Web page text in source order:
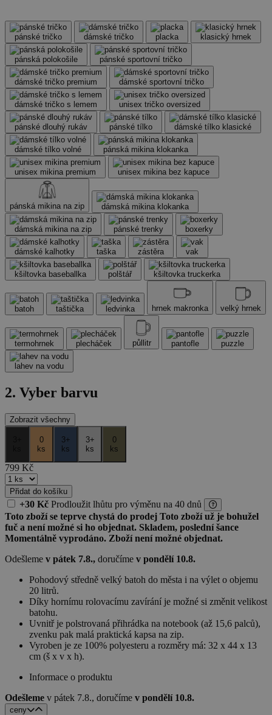
pánské tričko dámské tričko placka klasický hrnek
pánská polokošile pánské sportovní tričko
dámské tričko premium dámské sportovní tričko
dámské tričko s lemem unisex tričko oversized
pánské dlouhý rukáv pánské tílko dámské tílko klasické
dámské tílko volné pánská mikina klokanka
unisex mikina premium unisex mikina bez kapuce
pánská mikina na zip dámská mikina klokanka
dámská mikina na zip pánské trenky boxerky
dámské kalhotky taška zástěra vak
kšiltovka baseballka polštář kšiltovka truckerka
batoh taštička ledvinka hrnek makronka velký hrnek
termohrnek plecháček půllitr pantofle puzzle
lahev na vodu
2. Vyber barvu
Zobrazit všechny
0
ks
3+
ks
3+
ks
0
ks
799 Kč
Přidat do košíku
+30 Kč Prodloužit lhůtu pro výměnu na 40 dnů
Toto zboží se teprve chystá do prodej Toto zboží už je bohužel
fuč a není možné si ho objednat. Skladem, poslední šance
Momentálně vyprodáno. Zboží není možné objednat.
Odešleme v pátek 7.8., doručíme v pondělí 10.8.
Pohodový středně velký batoh do města i na výlet o objemu
20 litrů.
Díky hornímu rolovacímu zavírání je možné si změnit velikost
batohu.
Uvnitř je polstrovaná přihrádka na notebook (až 15,6 palců),
zvenku pak malá praktická kapsa na zip.
Vyroben je ze 100% polyesteru a rozměry má: 32 x 44 x 13
cm (š x v x h).
Informace o produktu
Odešleme v pátek 7.8., doručíme v pondělí 10.8.
ceny